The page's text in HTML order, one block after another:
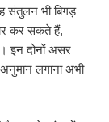
संतुलन भी बिगड़
कर सकते हैं,
इन दोनों असर
लगाना अभी